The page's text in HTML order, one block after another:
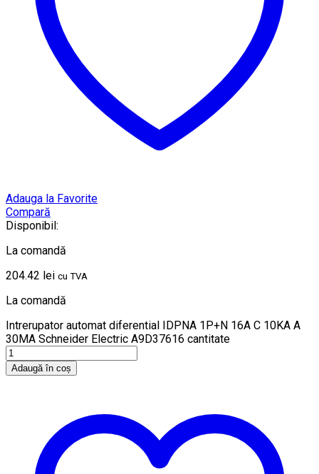
Adauga la Favorite
Compară
Disponibil:
La comandă
204.42 lei cu TVA
La comandă
Intrerupator automat diferential IDPNA 1P+N 16A C 10KA A
30MA Schneider Electric A9D37616 cantitate
Adaugă în coș